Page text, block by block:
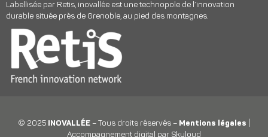
Labellisée par Retis, inovallée est une technopole de l’innovation
durable située près de Grenoble, au pied des montagnes.
© 2025 INOVALLÉE – Tous droits réservés – Mentions légales
Accompagnement digital par Skyloud